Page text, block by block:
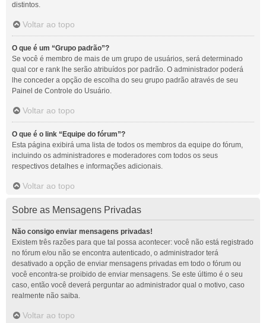
distintos.
Voltar ao topo
O que é um “Grupo padrão”?
Se você é membro de mais de um grupo de usuários, será determinado
qual cor e rank lhe serão atribuídos por padrão. O administrador poderá
lhe conceder a opção de escolha do seu grupo padrão através de seu
Painel de Controle do Usuário.
Voltar ao topo
O que é o link “Equipe do fórum”?
Esta página exibirá uma lista de todos os membros da equipe do fórum,
incluindo os administradores e moderadores com todos os seus
respectivos detalhes e informações adicionais.
Voltar ao topo
Sobre as Mensagens Privadas
Não consigo enviar mensagens privadas!
Existem três razões para que tal possa acontecer: você não está registrado
no fórum e/ou não se encontra autenticado, o administrador terá
desativado a opção de enviar mensagens privadas em todo o fórum ou
você encontra-se proibido de enviar mensagens. Se este último é o seu
caso, então você deverá perguntar ao administrador qual o motivo, caso
realmente não saiba.
Voltar ao topo